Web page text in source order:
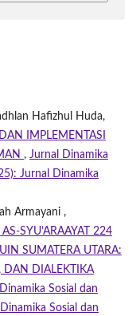
Hafizhul Huda,
IMPLEMENTASI
, Jurnal Dinamika
Jurnal Dinamika
Armayani ,
SYU’ARAAYAT 224
SUMATERA UTARA:
DAN DIALEKTIKA
Sosial dan
Sosial dan